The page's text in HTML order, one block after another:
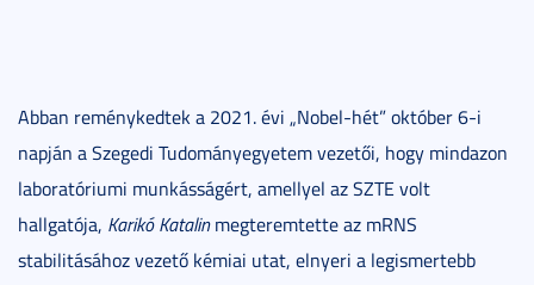
Abban reménykedtek a 2021. évi „Nobel-hét” október 6-i
napján a Szegedi Tudományegyetem vezetői, hogy mindazon
laboratóriumi munkásságért, amellyel az SZTE volt
hallgatója, Karikó Katalinmegteremtette az mRNS
stabilitásához vezető kémiai utat, elnyeri a legismertebb